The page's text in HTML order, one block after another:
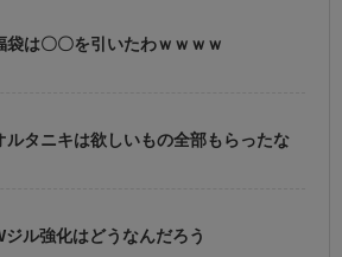
袋は〇〇を引いたわｗｗｗｗ
ルタニキは欲しいもの全部もらったな
ジル強化はどうなんだろう